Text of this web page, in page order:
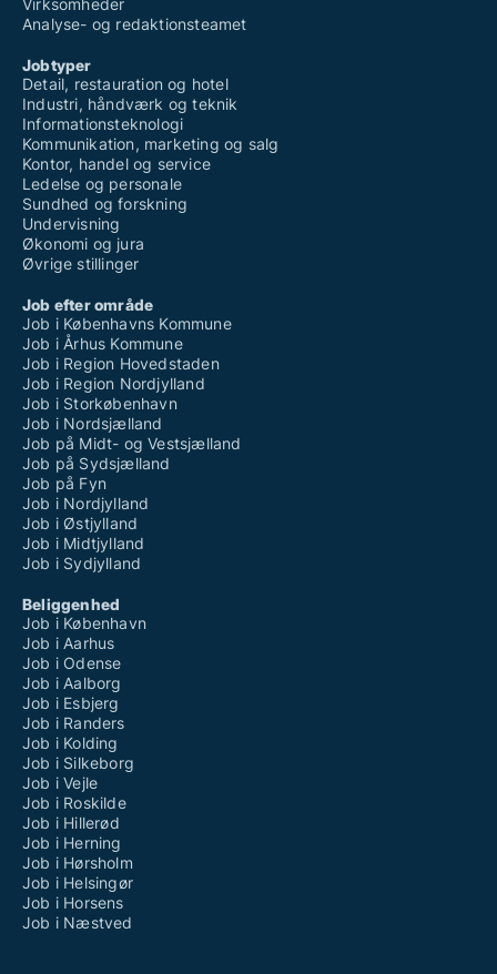
Virksomheder
Analyse- og redaktionsteamet
Jobtyper
Detail, restauration og hotel
Industri, håndværk og teknik
Informationsteknologi
Kommunikation, marketing og salg
Kontor, handel og service
Ledelse og personale
Sundhed og forskning
Undervisning
Økonomi og jura
Øvrige stillinger
Job efter område
Job i Københavns Kommune
Job i Århus Kommune
Job i Region Hovedstaden
Job i Region Nordjylland
Job i Storkøbenhavn
Job i Nordsjælland
Job på Midt- og Vestsjælland
Job på Sydsjælland
Job på Fyn
Job i Nordjylland
Job i Østjylland
Job i Midtjylland
Job i Sydjylland
Beliggenhed
Job i København
Job i Aarhus
Job i Odense
Job i Aalborg
Job i Esbjerg
Job i Randers
Job i Kolding
Job i Silkeborg
Job i Vejle
Job i Roskilde
Job i Hillerød
Job i Herning
Job i Hørsholm
Job i Helsingør
Job i Horsens
Job i Næstved